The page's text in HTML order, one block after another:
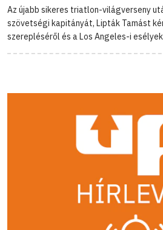
Az újabb sikeres triatlon-világverseny
szövetségi kapitányát, Lipták Tamást
szerepléséről és a Los Angeles-i